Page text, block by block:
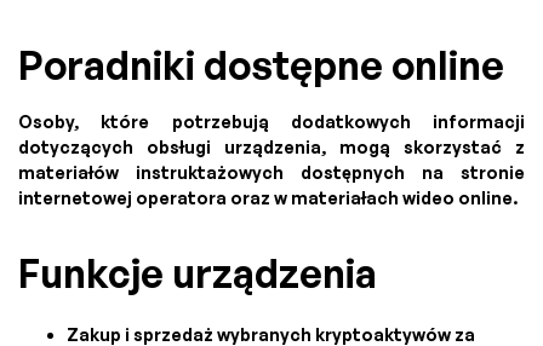
Poradniki dostępne online
Osoby, które potrzebują dodatkowych informacji
dotyczących obsługi urządzenia, mogą skorzystać z
materiałów instruktażowych dostępnych na stronie
internetowej operatora oraz w materiałach wideo online.
Funkcje urządzenia
Zakup i sprzedaż wybranych kryptoaktywów za